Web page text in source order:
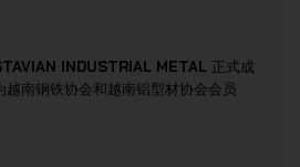
INDUSTRIAL METAL 正式成
越南钢铁协会和越南铝型材协会会员